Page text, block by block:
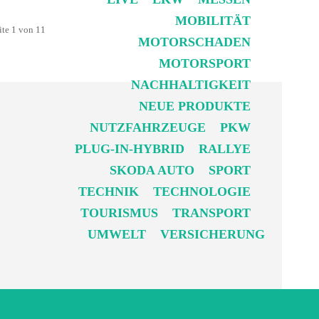
1 von 11
MOBILITÄT
MOTORSCHADEN
MOTORSPORT
NACHHALTIGKEIT
NEUE PRODUKTE
NUTZFAHRZEUGE
PKW
PLUG-IN-HYBRID
RALLYE
SKODA AUTO
SPORT
TECHNIK
TECHNOLOGIE
TOURISMUS
TRANSPORT
UMWELT
VERSICHERUNG